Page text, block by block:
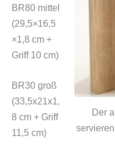
Der
BR80 mittel
(29,5×16,5
×1,8 cm +
Griff 10 cm)
BR30 groß
(33,5x21x1,
8 cm + Griff
11,5 cm)